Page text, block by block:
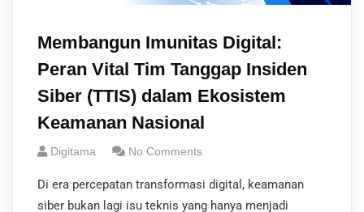
Membangun Imunitas Digital:
Peran Vital Tim Tanggap Insiden
Siber (TTIS) dalam Ekosistem
Keamanan Nasional
Digitama No Comments
Di era percepatan transformasi digital, keamanan
siber bukan lagi isu teknis yang hanya menjadi